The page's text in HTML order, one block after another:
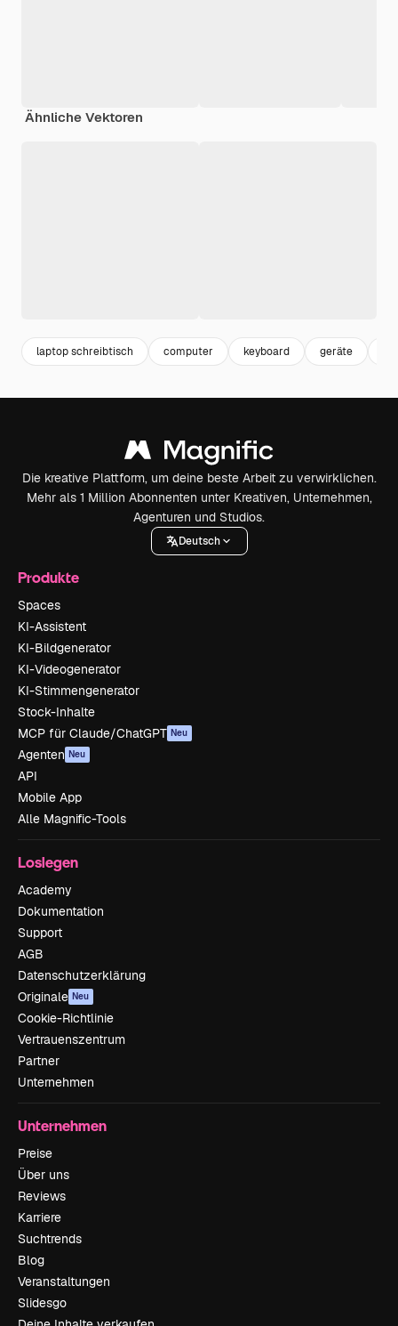
Ähnliche Vektoren
laptop schreibtisch computer keyboard geräte
Die kreative Plattform, um deine beste Arbeit zu verwirklichen.
Mehr als 1 Million Abonnenten unter Kreativen, Unternehmen,
Agenturen und Studios.
Deutsch
Produkte
Spaces
KI-Assistent
KI-Bildgenerator
KI-Videogenerator
KI-Stimmengenerator
Stock-Inhalte
MCP für Claude/ChatGPT Neu
Agenten Neu
API
Mobile App
Alle Magnific-Tools
Loslegen
Academy
Dokumentation
Support
AGB
Datenschutzerklärung
Originale Neu
Cookie-Richtlinie
Vertrauenszentrum
Partner
Unternehmen
Unternehmen
Preise
Über uns
Reviews
Karriere
Suchtrends
Blog
Veranstaltungen
Slidesgo